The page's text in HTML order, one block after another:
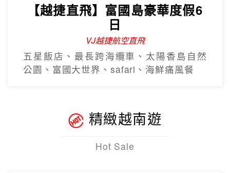
【越捷直飛】富國島豪華度假6
日
VJ越捷航空直飛
五星飯店、最長跨海纜車、太陽香島自然
公園、富國大世界、safari、海鮮痛風餐
精緻越南遊
Hot Sale